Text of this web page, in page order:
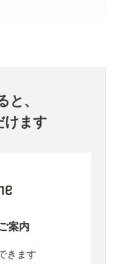
と、
けます
案内
きます